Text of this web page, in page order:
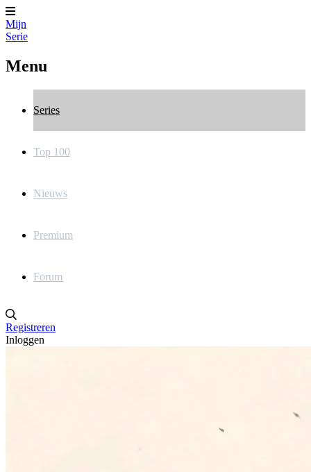
Mijn
Serie
Menu
Series
Top 100
Nieuws
Premium
Forum
Registreren
Inloggen